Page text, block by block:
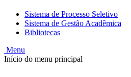
Sistema de Processo Seletivo
Sistema de Gestão Acadêmica
Bibliotecas
Menu
Início do menu principal